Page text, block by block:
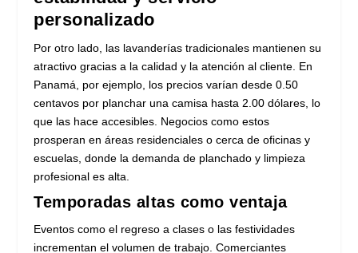
personalizado
Por otro lado, las lavanderías tradicionales mantienen su
atractivo gracias a la calidad y la atención al cliente. En
Panamá, por ejemplo, los precios varían desde 0.50
centavos por planchar una camisa hasta 2.00 dólares, lo
que las hace accesibles. Negocios como estos
prosperan en áreas residenciales o cerca de oficinas y
escuelas, donde la demanda de planchado y limpieza
profesional es alta.
Temporadas altas como ventaja
Eventos como el regreso a clases o las festividades
incrementan el volumen de trabajo. Comerciantes